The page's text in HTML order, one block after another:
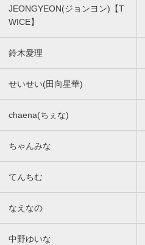
JEONGYEON(ジョンヨン)【T
WICE】
鈴木愛理
せいせい(田向星華)
chaena(ちぇな)
ちゃんみな
てんちむ
なえなの
中野ゆいな